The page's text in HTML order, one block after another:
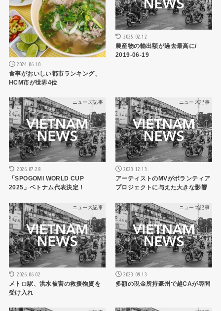
2024.06.10
食事がおいしい都市ランキング、
HCM市が世界4位
2025.02.12
農産物の輸出額が過去最高に/
2019-06-19
ニュース記事
2026.07.28
「SPOGOMI WORLD CUP
2025」ベトナム代表決定！
ニュース記事
2023.12.13
アーティストのMVがボランティア
プロジェクトに与えた大きな影響
ニュース記事
2026.06.02
メトロ駅、洪水被害の救援物資を
受け入れ
ニュース記事
2023.09.13
多額の現金所持豪州で越CAが尋問